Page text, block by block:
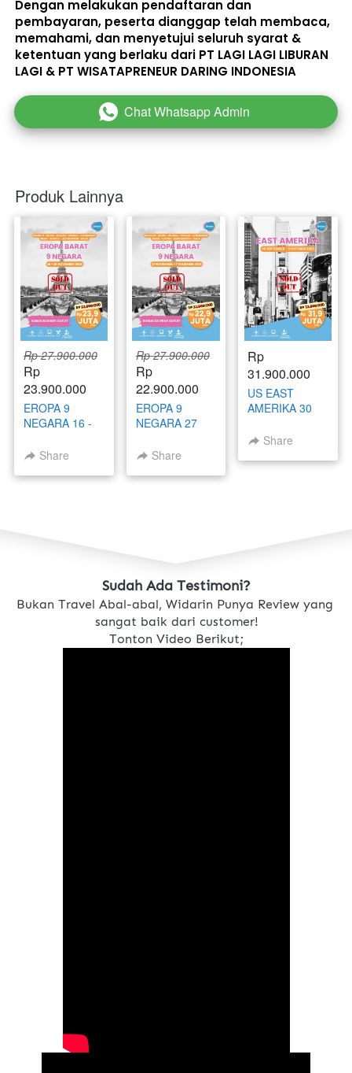
Dengan melakukan pendaftaran dan
pembayaran, peserta dianggap telah membaca,
memahami, dan menyetujui seluruh syarat &
ketentuan yang berlaku dari PT LAGI LAGI LIBURAN
LAGI & PT WISATAPRENEUR DARING INDONESIA
` Chat Whatsapp Admin
Produk Lainnya
Rp 27.900.000
Rp
23.900.000
EROPA 9
NEGARA 16 -
2025Share
Rp 27.900.000
Rp
22.900.000
EROPA 9
NEGARA 27
DESEMBER
Share
Rp
31.900.000
US EAST
AMERIKA 30
9 OKTOBER
Share
Sudah Ada Testimoni?
Bukan Travel Abal-abal, Widarin Punya Review yang
sangat baik dari customer!
Tonton Video Berikut;